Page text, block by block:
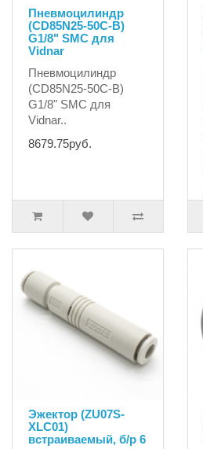
Пневмоцилиндр
(CD85N25-50C-B)
G1/8" SMC для
Vidnar
Пневмоцилиндр
(CD85N25-50C-B)
G1/8" SMC для
Vidnar..
8679.75руб.
Эжектор (ZU07S-
XLC01)
встраиваемый, б/р 6